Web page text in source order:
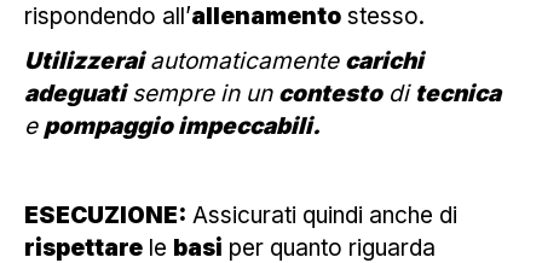
rispondendo all’allenamento stesso.
Utilizzeraiautomaticamente carichi
adeguatisempre in un contestodi tecnica
e pompaggio impeccabili.
ESECUZIONE: Assicurati quindi anche di
rispettare le basi per quanto riguarda